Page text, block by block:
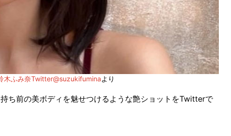
木ふみ奈Twitter@suzukifuminaより
ち前の美ボディを魅せつけるような艶ショットをTwitterで